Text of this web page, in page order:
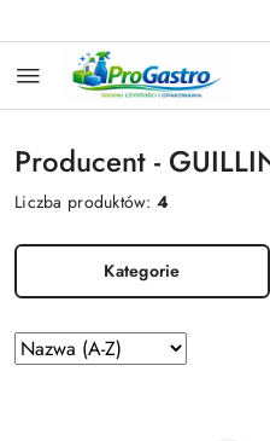
Producent -
Liczba produktów:4
Kategorie
Zastosowano
sortowanie:
Sortuj
według